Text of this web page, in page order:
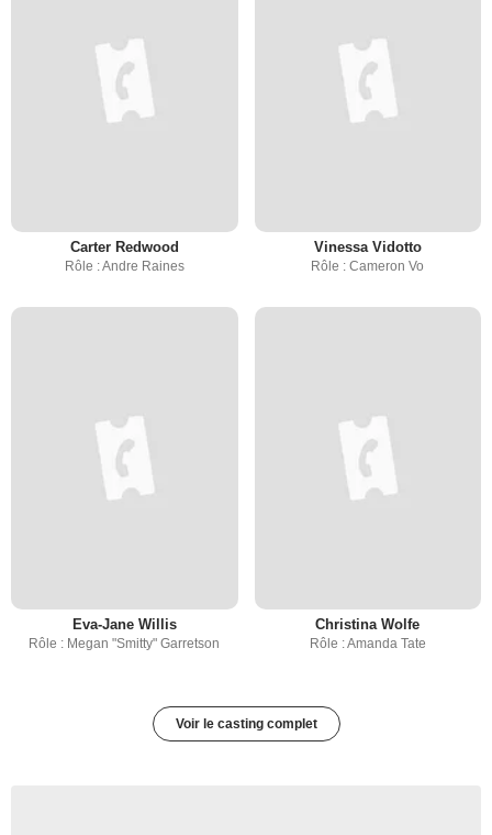
Carter Redwood
Rôle : Andre Raines
Vinessa Vidotto
Rôle : Cameron Vo
Eva-Jane Willis
Rôle : Megan "Smitty" Garretson
Christina Wolfe
Rôle : Amanda Tate
Voir le casting complet